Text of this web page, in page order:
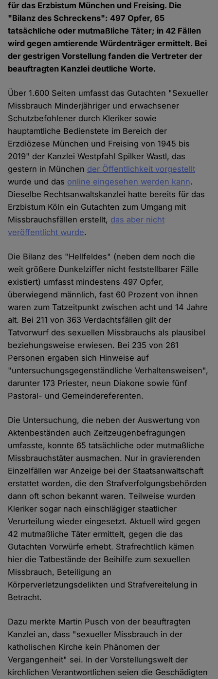
für das Erzbistum München und Freising. Die
"Bilanz des Schreckens": 497 Opfer, 65
tatsächliche oder mutmaßliche Täter; in 42 Fällen
wird gegen amtierende Würdenträger ermittelt. Bei
der gestrigen Vorstellung fanden die Vertreter der
beauftragten Kanzlei deutliche Worte.
Über 1.600 Seiten umfasst das Gutachten "Sexueller
Missbrauch Minderjähriger und erwachsener
Schutzbefohlener durch Kleriker sowie
hauptamtliche Bedienstete im Bereich der
Erzdiözese München und Freising von 1945 bis
2019" der Kanzlei Westpfahl Spilker Wastl, das
gestern in München der Öffentlichkeit vorgestellt
wurde und das online eingesehen werden kann.
Dieselbe Rechtsanwaltskanzlei hatte bereits für das
Erzbistum Köln ein Gutachten zum Umgang mit
Missbrauchsfällen erstellt, das aber nicht
veröffentlicht wurde.
Die Bilanz des "Hellfeldes" (neben dem noch die
weit größere Dunkelziffer nicht feststellbarer Fälle
existiert) umfasst mindestens 497 Opfer,
überwiegend männlich, fast 60 Prozent von ihnen
waren zum Tatzeitpunkt zwischen acht und 14 Jahre
alt. Bei 211 von 363 Verdachtsfällen gilt der
Tatvorwurf des sexuellen Missbrauchs als plausibel
beziehungsweise erwiesen. Bei 235 von 261
Personen ergaben sich Hinweise auf
"untersuchungsgegenständliche Verhaltensweisen",
darunter 173 Priester, neun Diakone sowie fünf
Pastoral- und Gemeindereferenten.
Die Untersuchung, die neben der Auswertung von
Aktenbeständen auch Zeitzeugenbefragungen
umfasste, konnte 65 tatsächliche oder mutmaßliche
Missbrauchstäter ausmachen. Nur in gravierenden
Einzelfällen war Anzeige bei der Staatsanwaltschaft
erstattet worden, die den Strafverfolgungsbehörden
dann oft schon bekannt waren. Teilweise wurden
Kleriker sogar nach einschlägiger staatlicher
Verurteilung wieder eingesetzt. Aktuell wird gegen
42 mutmaßliche Täter ermittelt, gegen die das
Gutachten Vorwürfe erhebt. Strafrechtlich kämen
hier die Tatbestände der Beihilfe zum sexuellen
Missbrauch, Beteiligung an
Körperverletzungsdelikten und Strafvereitelung in
Betracht.
Dazu merkte Martin Pusch von der beauftragten
Kanzlei an, dass "sexueller Missbrauch in der
katholischen Kirche kein Phänomen der
Vergangenheit" sei. In der Vorstellungswelt der
kirchlichen Verantwortlichen seien die Geschädigten